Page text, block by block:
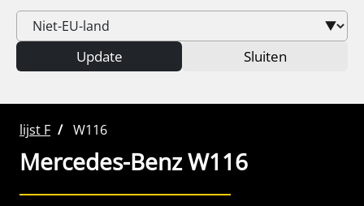
Update Sluiten
lijst F W116
Mercedes-BenzW116